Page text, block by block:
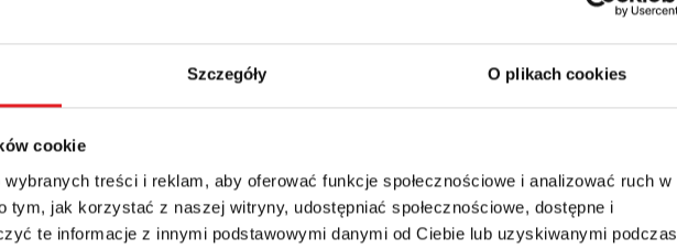
Szczegóły O plikach cookies
cookie
treści i reklam, aby oferować funkcje społecznościowe i analizować ruch w
tym, jak korzystać z naszej witryny, udostępniać społecznościowe, dostępne i
te informacje z innymi podstawowymi danymi od Ciebie lub uzyskiwanymi podczas